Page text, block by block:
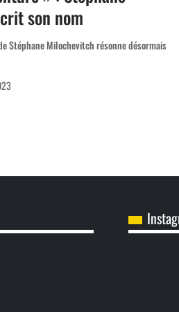
son nom
Stéphane Milochevitch résonne désormais